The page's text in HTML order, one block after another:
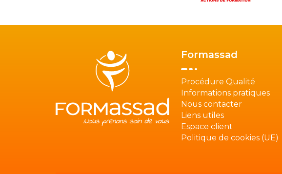
Formassad
Procédure Qualité
Informations pratiques
Nous contacter
Liens utiles
Espace client
Politique de cookies (UE)